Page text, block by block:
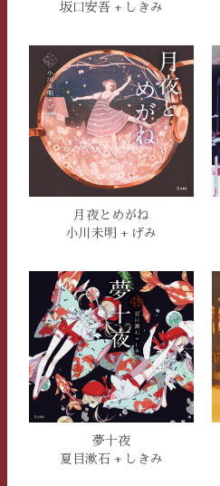
坂口安吾 + しきみ
月夜とめがね
小川未明 + げみ
夢十夜
夏目漱石 + しきみ